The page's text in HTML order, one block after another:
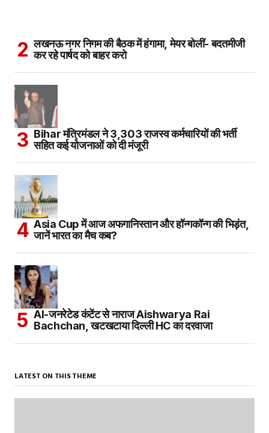
लखनऊ नगर निगम की बैठक में हंगामा, मेयर बोलीं- बदतमीजी
कर रहे पार्षद को बाहर करो
Bihar मंत्रिमंडल ने 3,303 राजस्व कर्मचारियों की भर्ती
सहित कई योजनाओं को दी मंजूरी
Asia Cup में आज अफगानिस्तान और हॉन्गकॉन्ग की भिड़ंत,
जानें भारत का मैच कब?
AI-जनरेटेड कंटेंट से नाराज Aishwarya Rai
Bachchan, खटखटाया दिल्ली HC का दरवाजा
LATEST ON THIS THEME